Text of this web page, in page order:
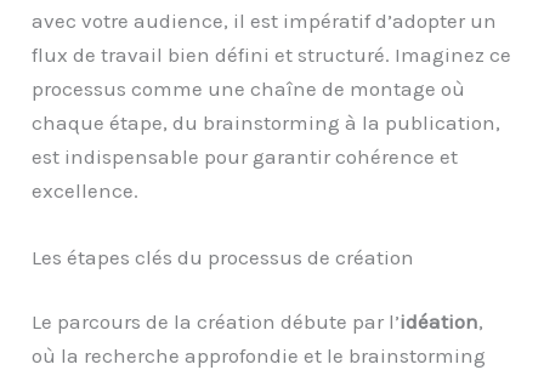
avec votre audience, il est impératif d’adopter un
flux de travail bien défini et structuré. Imaginez ce
processus comme une chaîne de montage où
chaque étape, du brainstorming à la publication,
est indispensable pour garantir cohérence et
excellence.
Les étapes clés du processus de création
Le parcours de la création débute par l’idéation,
où la recherche approfondie et le brainstorming